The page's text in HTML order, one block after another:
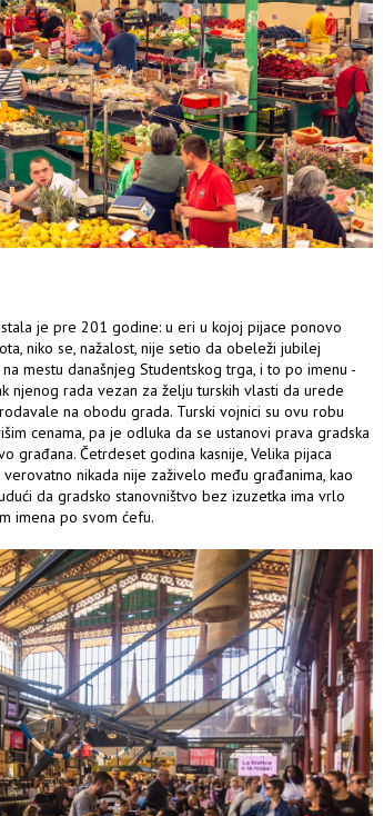
je pre 201 godine: u eri u kojoj pijace ponovo
niko se, nažalost, nije setio da obeleži jubilej
mestu današnjeg Studentskog trga, i to po imenu -
njenog rada vezan za želju turskih vlasti da urede
na obodu grada. Turski vojnici su ovu robu
cenama, pa je odluka da se ustanovi prava gradska
građana. Četrdeset godina kasnije, Velika pijaca
nikada nije zaživelo među građanima, kao
da gradsko stanovništvo bez izuzetka ima vrlo
imena po svom ćefu.